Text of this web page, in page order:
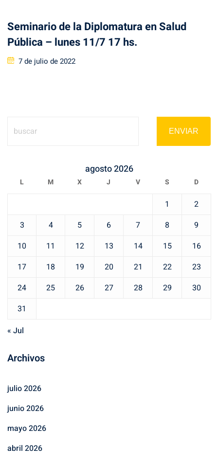
Seminario de la Diplomatura en Salud
Pública – lunes 11/7 17 hs.
Posted
7 de julio de 2022
ENVIAR
agosto 2026
L M X J V S D
1
2
3
4 5 6 7 8
9
10
11 12 13 14 15
16
17
18 19 20 21 22
23
24
25 26 27 28 29
30
31
« Jul
Archivos
julio 2026
junio 2026
mayo 2026
abril 2026